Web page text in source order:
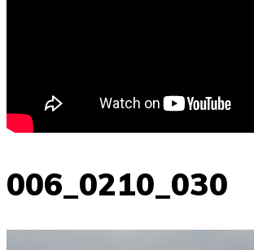
006_0210_030